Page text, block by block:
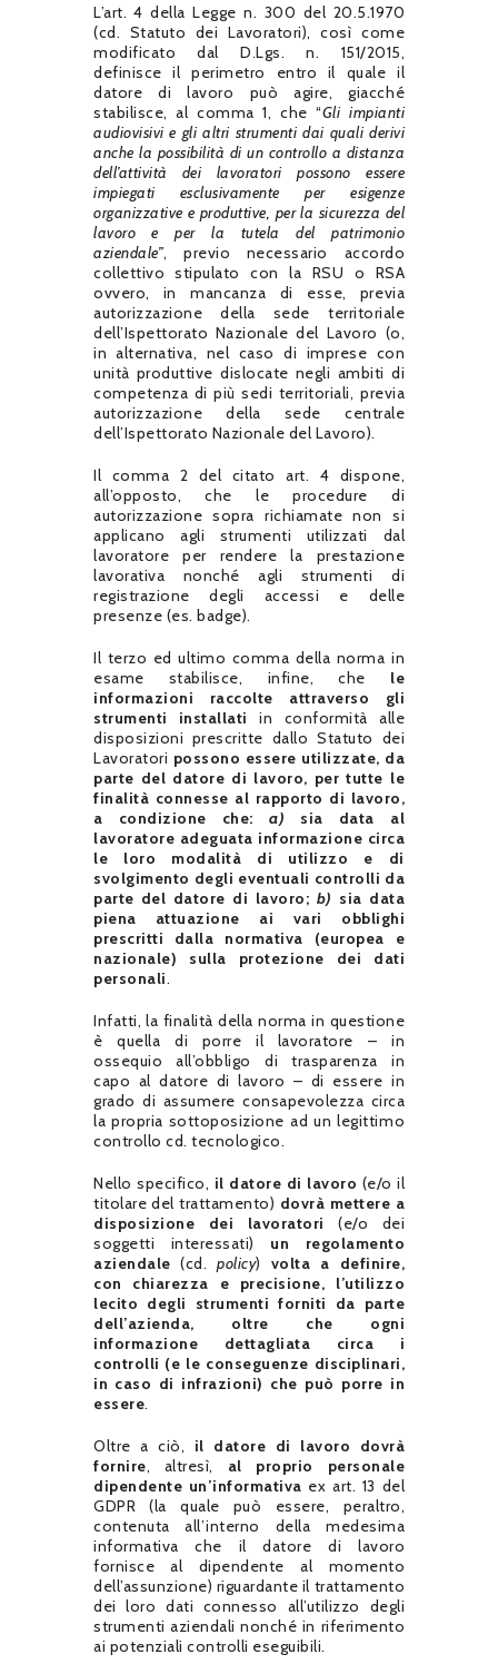
L’art. 4 della Legge n. 300 del 20.5.1970
(cd. Statuto dei Lavoratori), così come
modificato dal D.Lgs. n. 151/2015,
definisce il perimetro entro il quale il
datore di lavoro può agire, giacché
stabilisce, al comma 1, che “Gli impianti
audiovisivi e gli altri strumenti dai quali derivi
anche la possibilità di un controllo a distanza
dell’attività dei lavoratori possono essere
impiegati esclusivamente per esigenze
organizzative e produttive, per la sicurezza del
lavoro e per la tutela del patrimonio
aziendale”, previo necessario accordo
collettivo stipulato con la RSU o RSA
ovvero, in mancanza di esse, previa
autorizzazione della sede territoriale
dell’Ispettorato Nazionale del Lavoro (o,
in alternativa, nel caso di imprese con
unità produttive dislocate negli ambiti di
competenza di più sedi territoriali, previa
autorizzazione della sede centrale
dell’Ispettorato Nazionale del Lavoro).
Il comma 2 del citato art. 4 dispone,
all’opposto, che le procedure di
autorizzazione sopra richiamate non si
applicano agli strumenti utilizzati dal
lavoratore per rendere la prestazione
lavorativa nonché agli strumenti di
registrazione degli accessi e delle
presenze (es. badge).
Il terzo ed ultimo comma della norma in
esame stabilisce, infine, che le
informazioni raccolte attraverso gli
strumenti installati
in conformità alle
disposizioni prescritte dallo Statuto dei
Lavoratori possono essere utilizzate, da
parte del datore di lavoro, per tutte le
finalità connesse al rapporto di lavoro,
a condizione che: a) sia data al
lavoratore adeguata informazione circa
le loro modalità di utilizzo e di
svolgimento degli eventuali controlli da
parte del datore di lavoro; b) sia data
piena attuazione ai vari obblighi
prescritti dalla normativa (europea e
nazionale) sulla protezione dei dati
personali.
Infatti, la finalità della norma in questione
è quella di porre il lavoratore – in
ossequio all’obbligo di trasparenza in
capo al datore di lavoro – di essere in
grado di assumere consapevolezza circa
la propria sottoposizione ad un legittimo
controllo cd. tecnologico.
Nello specifico, il datore di lavoro (e/o il
titolare del trattamento) dovrà mettere a
disposizione dei lavoratori (e/o dei
soggetti interessati) un regolamento
aziendale(cd.policy) volta a definire,
con chiarezza e precisione, l’utilizzo
lecito degli strumenti forniti da parte
dell’azienda, oltre che ogni
informazione dettagliata circa i
controlli (e le conseguenze disciplinari,
in caso di infrazioni) che può porre in
essere.
Oltre a ciò, il datore di lavoro dovrà
fornire, altresì, al proprio personale
dipendente un’informativa ex art. 13 del
GDPR (la quale può essere, peraltro,
contenuta all’interno della medesima
informativa che il datore di lavoro
fornisce al dipendente al momento
dell’assunzione) riguardante il trattamento
dei loro dati connesso all’utilizzo degli
strumenti aziendali nonché in riferimento
ai potenziali controlli eseguibili.